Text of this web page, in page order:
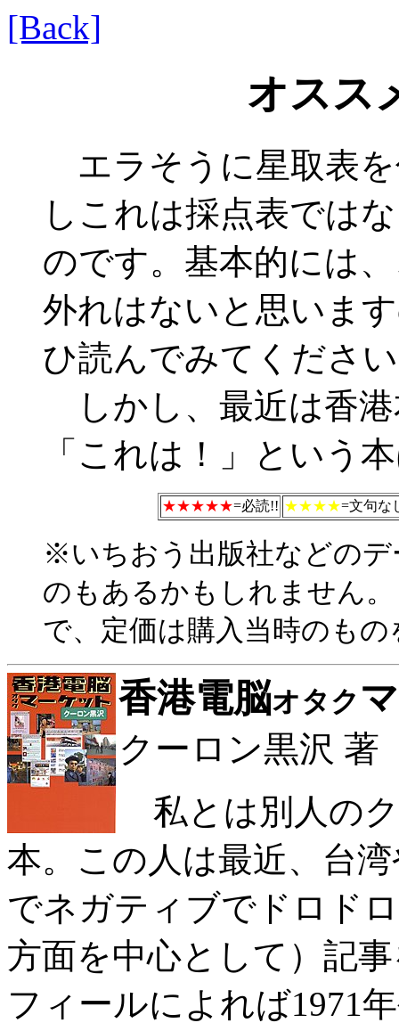
[Back]
オスス
エラそうに星取表
しこれは採点表では
のです。基本的には
外れはないと思いま
ひ読んでみてくださ
しかし、最近は香
「これは！」という
★★★★★=必読!! ★★★★=文句な
※いちおう出版社などの
のもあるかもしれません
で、定価は購入当時のも
香港電脳オタク
クーロン黒沢 著
私とは別人の
本。この人は最近、台
でネガティブでドロド
方面を中心として）記
フィールによれば1971